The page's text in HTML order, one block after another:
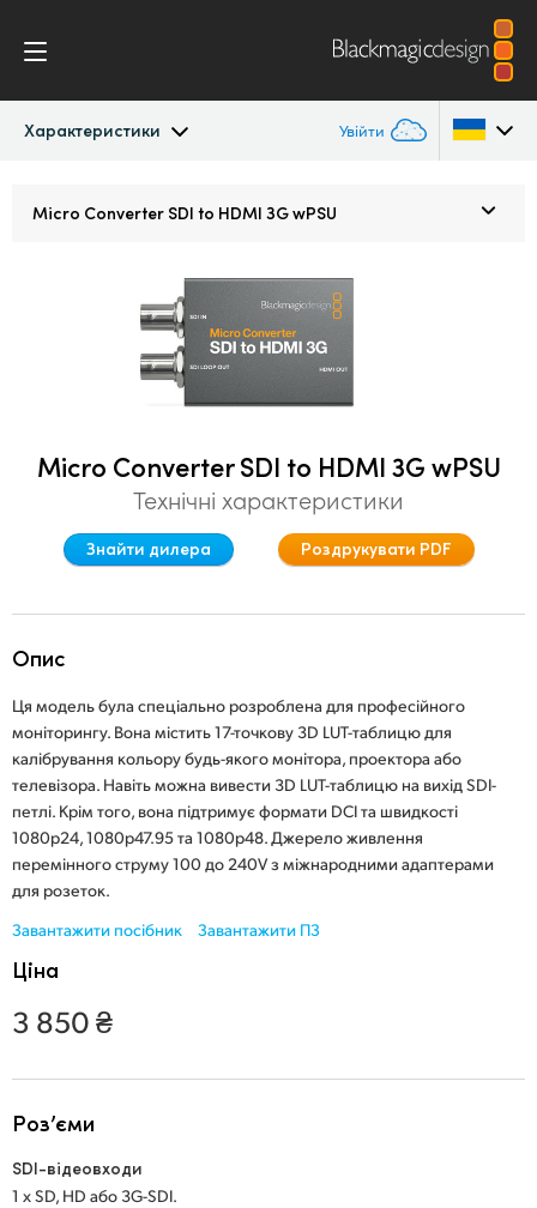
Характеристики Увійти
Austria
China
Denmark
Finland
France
Hong Kong SAR, China
India
Italy
Japan
Malaysia
Netherlands
New Zealand
Norway
Micro Converter SDI to HDMI 3G wPSU
Micro Converter SDI to HDMI 3G wPSU
Технічні характеристики
Знайти дилера Роздрукувати PDF
Опис
Ця модель була спеціально розроблена для професійного
моніторингу. Вона містить 17-точкову 3D LUT-таблицю для
калібрування кольору будь-якого монітора, проектора або
телевізора. Навіть можна вивести 3D LUT-таблицю на вихід SDI-
петлі. Крім того, вона підтримує формати DCI та швидкості
1080p24, 1080p47.95 та 1080p48. Джерело живлення
перемінного струму 100 до 240V з міжнародними адаптерами
для розеток.
Завантажити посібник
Завантажити ПЗ
Ціна
3 850 ₴
Роз’єми
SDI-відеовходи
1 x SD, HD або 3G-SDI.